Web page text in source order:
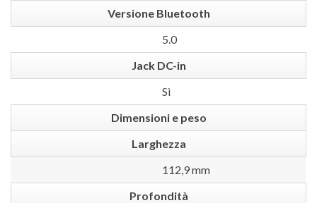
Versione Bluetooth
5.0
Jack DC-in
Sì
Dimensioni e peso
Larghezza
112,9 mm
Profondità